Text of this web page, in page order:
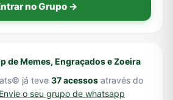
no Grupo →
de Memes, Engraçados e Zoeira
já teve 37 acessos através do
Envie o seu grupo de whatsapp